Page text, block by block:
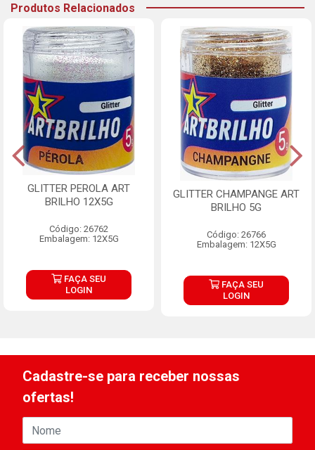
Produtos Relacionados
GLITTER PEROLA ART
BRILHO 12X5G
Código: 26762
Embalagem: 12X5G
FAÇA SEU
LOGIN
GLITTER CHAMPANGE ART
BRILHO 5G
Código: 26766
Embalagem: 12X5G
FAÇA SEU
LOGIN
Cadastre-se para receber nossas
ofertas!